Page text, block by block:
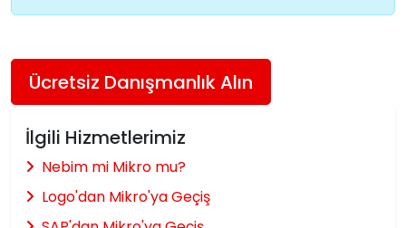
Ücretsiz Danışmanlık Alın
İlgili Hizmetlerimiz
Nebim mi Mikro mu?
Logo'dan Mikro'ya Geçiş